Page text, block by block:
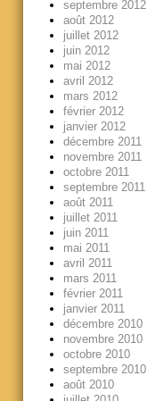
septembre 2012
août 2012
juillet 2012
juin 2012
mai 2012
avril 2012
mars 2012
février 2012
janvier 2012
décembre 2011
novembre 2011
octobre 2011
septembre 2011
août 2011
juillet 2011
juin 2011
mai 2011
avril 2011
mars 2011
février 2011
janvier 2011
décembre 2010
novembre 2010
octobre 2010
septembre 2010
août 2010